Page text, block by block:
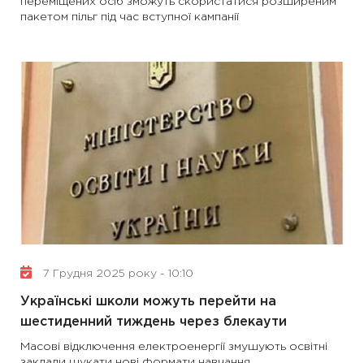
пакетом пільг під час вступної кампанії
7 Грудня 2025 року - 10:10
Українські школи можуть перейти на
шестиденний тиждень через блекаути
Масові відключення електроенергії змушують освітні